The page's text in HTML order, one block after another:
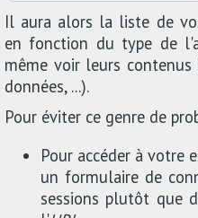
Il aura alors la liste de
en fonction du type de
même voir leurs
données, ...).
Pour éviter ce genre de
Pour accéder à votre
un formulaire de
sessions plutôt que